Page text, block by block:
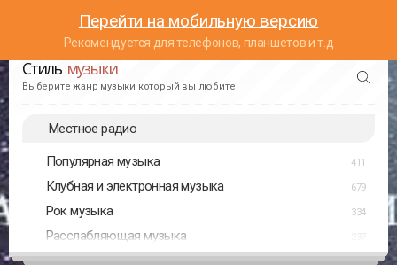
Перейти на мобильную версию
Рекомендуется для телефонов, планшетов и т.д
Стиль музыки
Выберите жанр музыки который вы любите
Местное радио
Популярная музыка 411
Клубная и электронная музыка 679
Рок музыка 334
Расслабляющая музыка